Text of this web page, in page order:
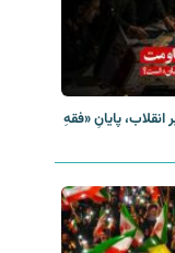
پایانِ «فقهِ